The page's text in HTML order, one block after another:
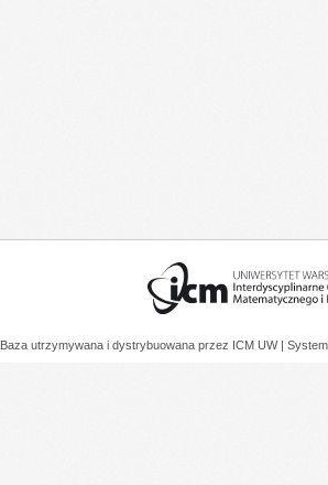
Baza utrzymywana i dystrybuowana przez ICM UW |